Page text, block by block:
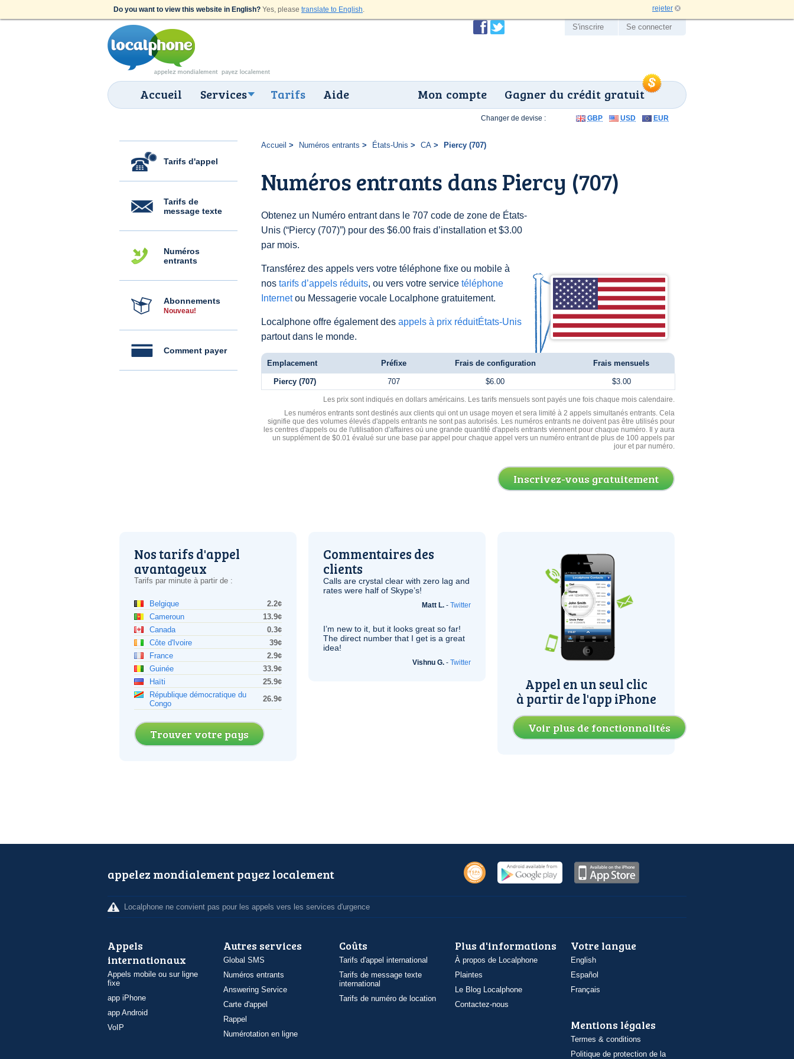
Do you want to view this website in English? Yes, please translate to English. rejeter
Accueil Services Tarifs Aide Gagner du crédit gratuit
Mon compte
S'inscrire Se connecter
Tarifs d'appel
Tarifs de
message texte
Numéros
entrants
Abonnements
Nouveau!
Comment payer
Accueil Numéros entrants États-Unis CA Piercy (707)
Numéros entrants dans Piercy (707)
Obtenez un Numéro entrant dans le 707 code de zone de États-
Unis (“Piercy (707)”) pour des $6.00 frais d’installation et $3.00
par mois.
Transférez des appels vers votre téléphone fixe ou mobile à
nos tarifs d’appels réduits, ou vers votre service téléphone
Internetou Messagerie vocale Localphone gratuitement.
Localphone offre également des appels à prix réduitÉtats-Unis
partout dans le monde.
Changer de devise : GBP USD EUR
Emplacement Préfixe Frais de configuration Frais mensuels
Piercy (707) 707 $6.00 $3.00
Les prix sont indiqués en dollars américains. Les tarifs mensuels sont payés une fois chaque mois calendaire.
Les numéros entrants sont destinés aux clients qui ont un usage moyen et sera limité à 2 appels simultanés entrants. Cela
signifie que des volumes élevés d'appels entrants ne sont pas autorisés. Les numéros entrants ne doivent pas être utilisés pour
les centres d'appels ou de l'utilisation d'affaires où une grande quantité d'appels entrants viennent pour chaque numéro. Il y aura
un supplément de $0.01 évalué sur une base par appel pour chaque appel vers un numéro entrant de plus de 100 appels par
jour et par numéro.
Inscrivez-vous gratuitement
Nos tarifs d'appel
avantageux
Tarifs par minute à partir de :
Belgique
2.2¢
Cameroun
13.9¢
Canada
0.3¢
Côte d'Ivoire
39¢
France
2.9¢
Guinée
33.9¢
Haïti
25.9¢
République démocratique du
Congo
26.9¢
Trouver votre pays
Commentaires des
clients
Calls are crystal clear with zero lag and
rates were half of Skype’s!
Matt L. - Twitter
I’m new to it, but it looks great so far!
The direct number that I get is a great
idea!
Vishnu G. - Twitter
Appel en un seul clic
à partir de l'app iPhone
Voir plus de fonctionnalités
appelez mondialement payez localement
Localphone ne convient pas pour les appels vers les services d'urgence
Appels
internationaux
Appels mobile ou sur ligne
fixe
app iPhone
app Android
VoIP
Autres services
Global SMS
Numéros entrants
Answering Service
Carte d'appel
Rappel
Numérotation en ligne
Coûts
Tarifs d'appel international
Tarifs de message texte
international
Tarifs de numéro de location
Plus d'informations
À propos de Localphone
Plaintes
Le Blog Localphone
Contactez-nous
Votre langue
English
Español
Français
Mentions légales
Termes & conditions
Politique de protection de la